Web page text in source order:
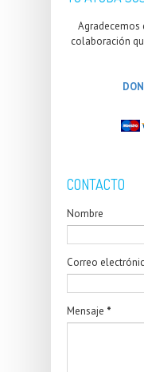
Agradecemos
colaboración
CONTACTO
Nombre
Correo
Mensaje *